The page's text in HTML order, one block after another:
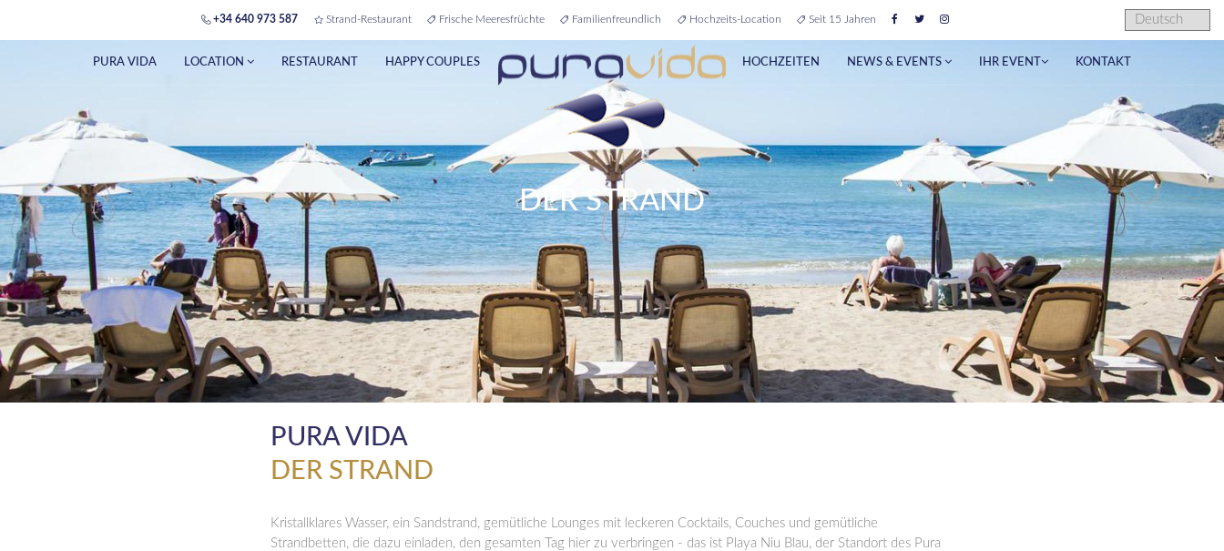
+34 640 973 587 Strand-Restaurant Frische Meeresfrüchte Familienfreundlich Hochzeits-Location Seit 15 Jahren
PURA VIDA LOCATION RESTAURANT HAPPY COUPLES HOCHZEITEN NEWS & EVENTS IHR EVENT KONTAKT
DER STRAND
PURA VIDA
DER STRAND
Kristallklares Wasser, ein Sandstrand, gemütliche Lounges mit leckeren Cocktails, Couches und gemütliche
Strandbetten, die dazu einladen, den gesamten Tag hier zu verbringen - das ist Playa Niu Blau, der Standort des Pura